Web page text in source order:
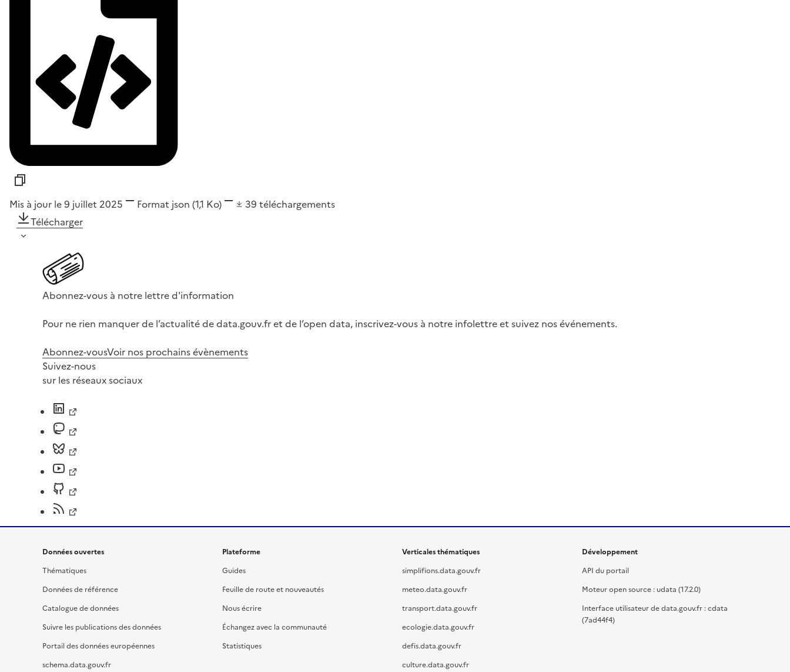
Mis à jour le 9 juillet 2025 Format json (1,1 Ko) 39 téléchargements
Télécharger
Abonnez-vous à notre lettre d'information
Pour ne rien manquer de l’actualité de data.gouv.fr et de l’open data, inscrivez-vous à notre infolettre et suivez nos événements.
Abonnez-vousVoir nos prochains évènements
Suivez-nous
sur les réseaux sociaux
Données ouvertes
Thématiques
Données de référence
Catalogue de données
Suivre les publications des données
Portail des données européennes
schema.data.gouv.fr
Plateforme
Guides
Feuille de route et nouveautés
Nous écrire
Échangez avec la communauté
Statistiques
Verticales thématiques
simplifions.data.gouv.fr
meteo.data.gouv.fr
transport.data.gouv.fr
ecologie.data.gouv.fr
defis.data.gouv.fr
culture.data.gouv.fr
Développement
API du portail
Moteur open source : udata (17.2.0)
Interface utilisateur de data.gouv.fr : cdata
(7ad44f4)